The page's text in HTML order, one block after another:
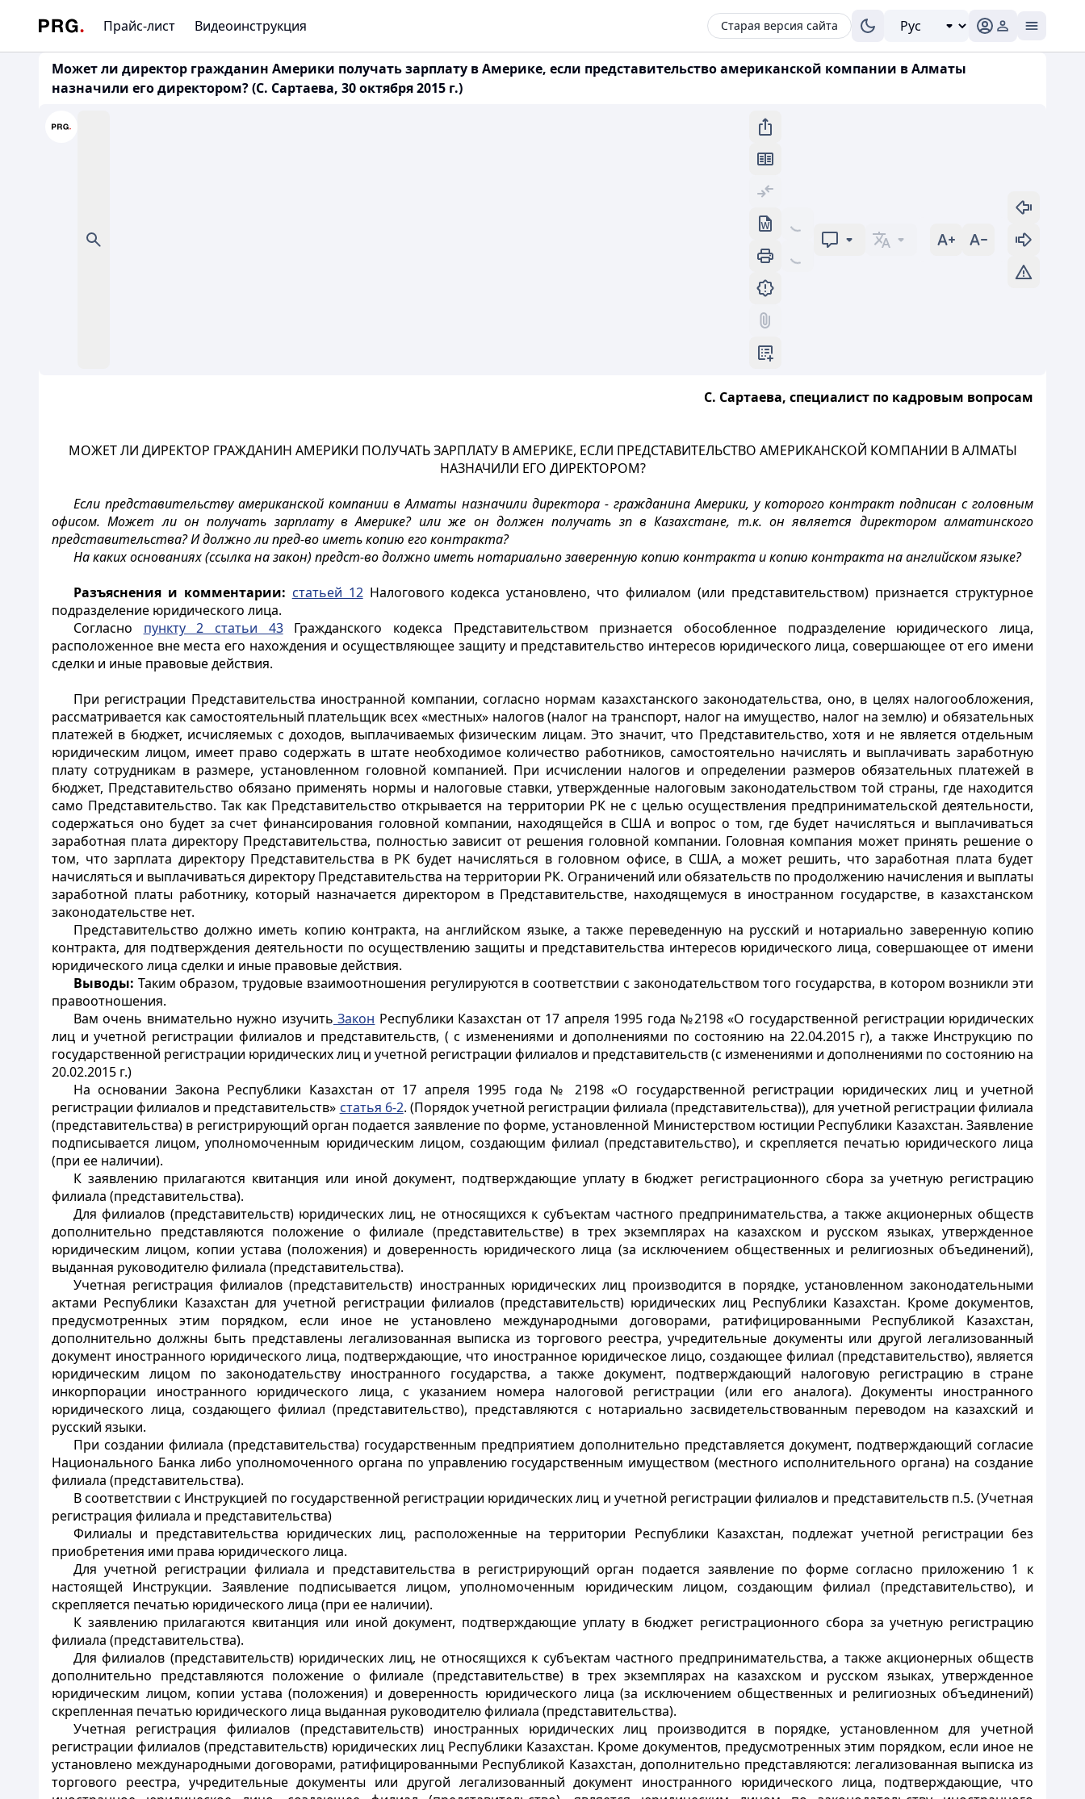
Прайс-лист Видеоинструкция Старая версия сайта
Может ли директор гражданин Америки получать зарплату в Америке, если представительство американской компании в Алматы
назначили его директором? (С. Сартаева, 30 октября 2015 г.)
С. Сартаева, специалист по кадровым вопросам
МОЖЕТ ЛИ ДИРЕКТОР ГРАЖДАНИН АМЕРИКИ ПОЛУЧАТЬ ЗАРПЛАТУ В АМЕРИКЕ, ЕСЛИ ПРЕДСТАВИТЕЛЬСТВО АМЕРИКАНСКОЙ КОМПАНИИ В АЛМАТЫ
НАЗНАЧИЛИ ЕГО ДИРЕКТОРОМ?
Если представительству американской компании в Алматы назначили директора - гражданина Америки, у которого контракт подписан с головным
офисом. Может ли он получать зарплату в Америке? или же он должен получать зп в Казахстане, т.к. он является директором алматинского
представительства? И должно ли пред-во иметь копию его контракта?
На каких основаниях (ссылка на закон) предст-во должно иметь нотариально заверенную копию контракта и копию контракта на английском языке?
Разъяснения и комментарии: статьей 12Налогового кодекса установлено, что филиалом (или представительством) признается структурное
подразделение юридического лица.
Согласно пункту 2 статьи 43Гражданского кодекса Представительством признается обособленное подразделение юридического лица,
расположенное вне места его нахождения и осуществляющее защиту и представительство интересов юридического лица, совершающее от его имени
сделки и иные правовые действия.
При регистрации Представительства иностранной компании, согласно нормам казахстанского законодательства, оно, в целях налогообложения,
рассматривается как самостоятельный плательщик всех «местных» налогов (налог на транспорт, налог на имущество, налог на землю) и обязательных
платежей в бюджет, исчисляемых с доходов, выплачиваемых физическим лицам. Это значит, что Представительство, хотя и не является отдельным
юридическим лицом, имеет право содержать в штате необходимое количество работников, самостоятельно начислять и выплачивать заработную
плату сотрудникам в размере, установленном головной компанией. При исчислении налогов и определении размеров обязательных платежей в
бюджет, Представительство обязано применять нормы и налоговые ставки, утвержденные налоговым законодательством той страны, где находится
само Представительство. Так как Представительство открывается на территории РК не с целью осуществления предпринимательской деятельности,
содержаться оно будет за счет финансирования головной компании, находящейся в США и вопрос о том, где будет начисляться и выплачиваться
заработная плата директору Представительства, полностью зависит от решения головной компании. Головная компания может принять решение о
том, что зарплата директору Представительства в РК будет начисляться в головном офисе, в США, а может решить, что заработная плата будет
начисляться и выплачиваться директору Представительства на территории РК. Ограничений или обязательств по продолжению начисления и выплаты
заработной платы работнику, который назначается директором в Представительстве, находящемуся в иностранном государстве, в казахстанском
законодательстве нет.
Представительство должно иметь копию контракта, на английском языке, а также переведенную на русский и нотариально заверенную копию
контракта, для подтверждения деятельности по осуществлению защиты и представительства интересов юридического лица, совершающее от имени
юридического лица сделки и иные правовые действия.
Выводы: Таким образом, трудовые взаимоотношения регулируются в соответствии с законодательством того государства, в котором возникли эти
правоотношения.
Вам очень внимательно нужно изучить Закон Республики Казахстан от 17 апреля 1995 года №2198 «О государственной регистрации юридических
лиц и учетной регистрации филиалов и представительств, ( с изменениями и дополнениями по состоянию на 22.04.2015 г), а также Инструкцию по
государственной регистрации юридических лиц и учетной регистрации филиалов и представительств (с изменениями и дополнениями по состоянию на
20.02.2015 г.)
На основании Закона Республики Казахстан от 17 апреля 1995 года № 2198 «О государственной регистрации юридических лиц и учетной
регистрации филиалов и представительств» статья 6-2. (Порядок учетной регистрации филиала (представительства)), для учетной регистрации филиала
(представительства) в регистрирующий орган подается заявление по форме, установленной Министерством юстиции Республики Казахстан. Заявление
подписывается лицом, уполномоченным юридическим лицом, создающим филиал (представительство), и скрепляется печатью юридического лица
(при ее наличии).
К заявлению прилагаются квитанция или иной документ, подтверждающие уплату в бюджет регистрационного сбора за учетную регистрацию
филиала (представительства).
Для филиалов (представительств) юридических лиц, не относящихся к субъектам частного предпринимательства, а также акционерных обществ
дополнительно представляются положение о филиале (представительстве) в трех экземплярах на казахском и русском языках, утвержденное
юридическим лицом, копии устава (положения) и доверенность юридического лица (за исключением общественных и религиозных объединений),
выданная руководителю филиала (представительства).
Учетная регистрация филиалов (представительств) иностранных юридических лиц производится в порядке, установленном законодательными
актами Республики Казахстан для учетной регистрации филиалов (представительств) юридических лиц Республики Казахстан. Кроме документов,
предусмотренных этим порядком, если иное не установлено международными договорами, ратифицированными Республикой Казахстан,
дополнительно должны быть представлены легализованная выписка из торгового реестра, учредительные документы или другой легализованный
документ иностранного юридического лица, подтверждающие, что иностранное юридическое лицо, создающее филиал (представительство), является
юридическим лицом по законодательству иностранного государства, а также документ, подтверждающий налоговую регистрацию в стране
инкорпорации иностранного юридического лица, с указанием номера налоговой регистрации (или его аналога). Документы иностранного
юридического лица, создающего филиал (представительство), представляются с нотариально засвидетельствованным переводом на казахский и
русский языки.
При создании филиала (представительства) государственным предприятием дополнительно представляется документ, подтверждающий согласие
Национального Банка либо уполномоченного органа по управлению государственным имуществом (местного исполнительного органа) на создание
филиала (представительства).
В соответствии с Инструкцией по государственной регистрации юридических лиц и учетной регистрации филиалов и представительств п.5. (Учетная
регистрация филиала и представительства)
Филиалы и представительства юридических лиц, расположенные на территории Республики Казахстан, подлежат учетной регистрации без
приобретения ими права юридического лица.
Для учетной регистрации филиала и представительства в регистрирующий орган подается заявление по форме согласно приложению 1 к
настоящей Инструкции. Заявление подписывается лицом, уполномоченным юридическим лицом, создающим филиал (представительство), и
скрепляется печатью юридического лица (при ее наличии).
К заявлению прилагаются квитанция или иной документ, подтверждающие уплату в бюджет регистрационного сбора за учетную регистрацию
филиала (представительства).
Для филиалов (представительств) юридических лиц, не относящихся к субъектам частного предпринимательства, а также акционерных обществ
дополнительно представляются положение о филиале (представительстве) в трех экземплярах на казахском и русском языках, утвержденное
юридическим лицом, копии устава (положения) и доверенность юридического лица (за исключением общественных и религиозных объединений)
скрепленная печатью юридического лица выданная руководителю филиала (представительства).
Учетная регистрация филиалов (представительств) иностранных юридических лиц производится в порядке, установленном для учетной
регистрации филиалов (представительств) юридических лиц Республики Казахстан. Кроме документов, предусмотренных этим порядком, если иное не
установлено международными договорами, ратифицированными Республикой Казахстан, дополнительно представляются: легализованная выписка из
торгового реестра, учредительные документы или другой легализованный документ иностранного юридического лица, подтверждающие, что